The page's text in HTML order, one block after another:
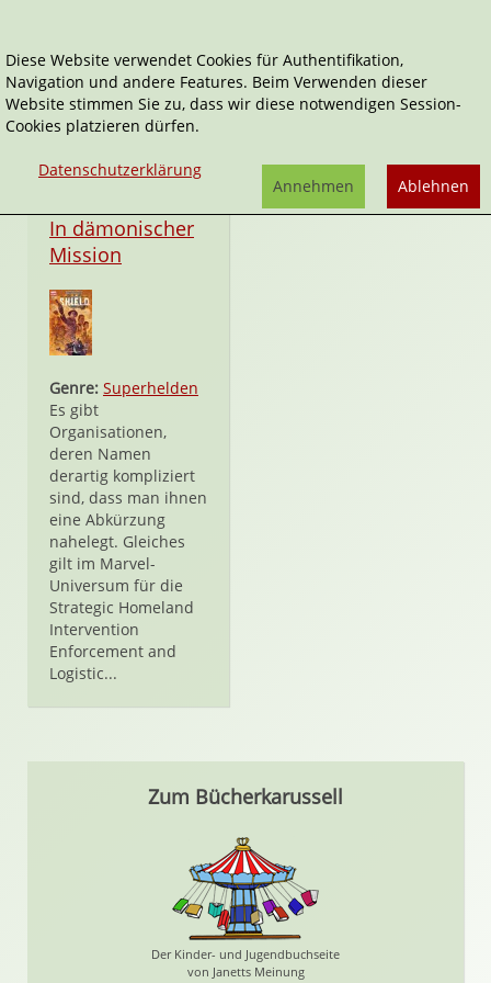
S.H.I.E.L.D.
In dämonischer
Mission
Genre: Superhelden
Es gibt
Organisationen,
deren Namen
derartig kompliziert
sind, dass man ihnen
eine Abkürzung
nahelegt. Gleiches
gilt im Marvel-
Universum für die
Strategic Homeland
Intervention
Enforcement and
Logistic...
Zum Bücherkarussell
Der Kinder- und Jugendbuchseite
von Janetts Meinung
Diese Website verwendet Cookies für Authentifikation,
Navigation und andere Features. Beim Verwenden dieser
Website stimmen Sie zu, dass wir diese notwendigen Session-
Cookies platzieren dürfen.
Datenschutzerklärung
Ablehnen
Annehmen